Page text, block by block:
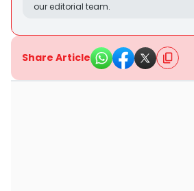
our editorial team.
Share Article